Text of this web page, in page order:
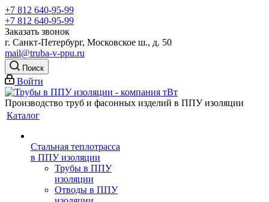
+7 812 640-95-99
+7 812 640-95-99
Заказать звонок
г. Санкт-Петербург, Московское ш., д. 50
mail@truba-v-ppu.ru
Поиск
Войти
Производство труб и фасонных изделий в ППУ изоляции
Каталог
Стальная теплотрасса
в ППУ изоляции
Трубы в ППУ
изоляции
Отводы в ППУ